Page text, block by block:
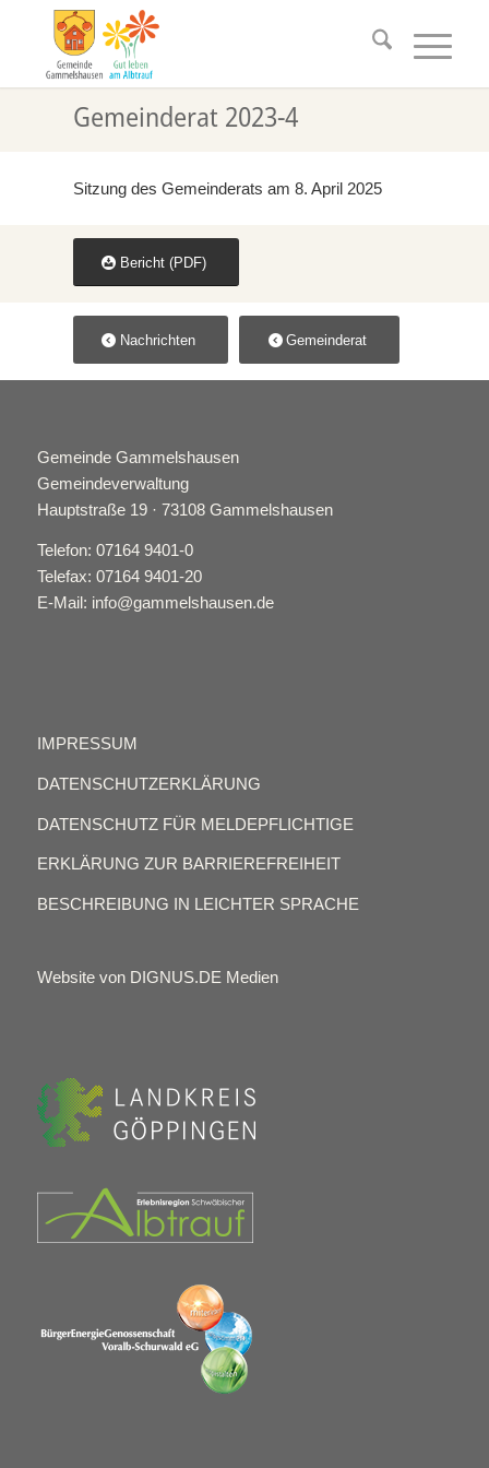
Gemeinderat 2023-4
Sitzung des Gemeinderats am 8. April 2025
Bericht (PDF)
Nachrichten Gemeinderat
Gemeinde Gammelshausen
Gemeindeverwaltung
Hauptstraße 19 · 73108 Gammelshausen
Telefon: 07164 9401-0
Telefax: 07164 9401-20
E-Mail: info@gammelshausen.de
IMPRESSUM
DATENSCHUTZERKLÄRUNG
DATENSCHUTZ FÜR MELDEPFLICHTIGE
ERKLÄRUNG ZUR BARRIEREFREIHEIT
BESCHREIBUNG IN LEICHTER SPRACHE
Website von DIGNUS.DE Medien